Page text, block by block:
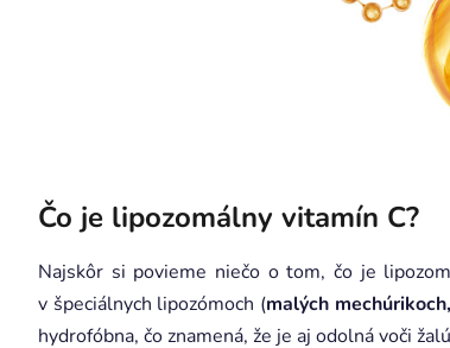
Čo je lipozomálny vitamín C?
Najskôr si povieme niečo o tom, čo je
v špeciálnych lipozómoch (malých
hydrofóbna, čo znamená, že je aj odolná voči